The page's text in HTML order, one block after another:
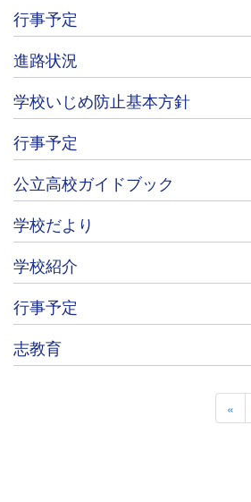
行事予定
進路状況
学校いじめ防止基本方針
行事予定
公立高校ガイドブック
学校だより
学校紹介
行事予定
志教育
«